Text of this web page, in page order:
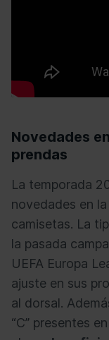
Novedades
prendas
La temporada
novedades en
camisetas. La
la pasada
UEFA Europa
ajuste en sus
al dorsal.
“C” presentes